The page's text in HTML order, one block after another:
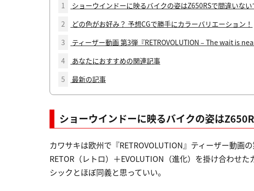
1
ショーウインドーに映るバイクの姿はZ650RSで間違いない
2
どの色がお好み？ 予想CGで勝手にカラーバリエーション！
3
ティーザー動画 第3弾『RETROVOLUTION – The wait is
4
あなたにおすすめの関連記事
5
最新の記事
ショーウインドーに映るバイクの姿は
カワサキは欧州で『RETROVOLUTION』ティーザー動画
RETOR（レトロ）＋EVOLUTION（進化）を掛け合わせ
シックとほぼ同義と思っていい。